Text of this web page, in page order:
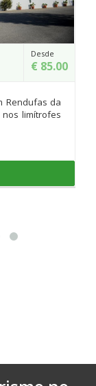
Quinta da
Ourém
A Quinta da
histórica,